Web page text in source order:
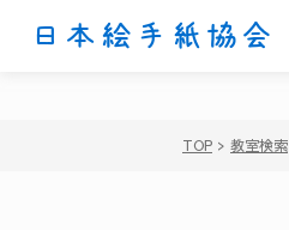
日本絵手紙協会
TOP > 教室検索